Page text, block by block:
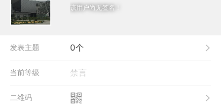
该用户尚无签名！
0个
发表主题
禁言
当前等级
二维码